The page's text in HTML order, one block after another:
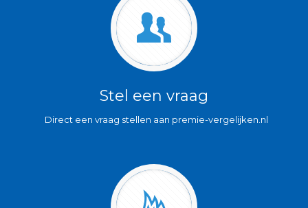
Stel een vraag
Direct een vraag stellen aan premie-vergelijken.nl